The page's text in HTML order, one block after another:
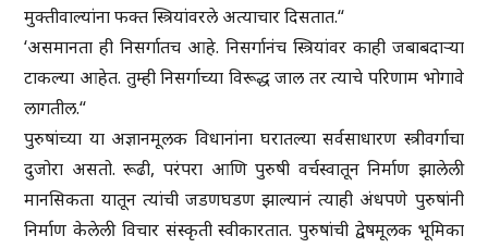
मुक्तीवाल्यांना फक्त स्त्रियांवरले अत्याचार दिसतात.“
‘असमानता ही निसर्गातच आहे. निसर्गानंच स्त्रियांवर काही जबाबदाऱ्या
टाकल्या आहेत. तुम्ही निसर्गाच्या विरूद्ध जाल तर त्याचे परिणाम भोगावे
लागतील.“
पुरुषांच्या या अज्ञानमूलक विधानांना घरातल्या सर्वसाधारण स्त्रीवर्गाचा
दुजोरा असतो. रूढी, परंपरा आणि पुरुषी वर्चस्वातून निर्माण झालेली
मानसिकता यातून त्यांची जडणघडण झाल्यानं त्याही अंधपणे पुरुषांनी
निर्माण केलेली विचार संस्कृती स्वीकारतात. पुरुषांची द्वेषमूलक भूमिका